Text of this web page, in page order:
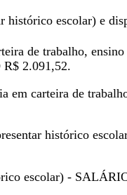
histórico escolar) e
de trabalho,
2.091,52.
em carteira de
histórico
escolar) -